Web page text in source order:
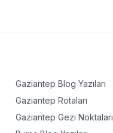
Gaziantep Blog Yazıları
Gaziantep Rotaları
Gaziantep Gezi Noktaları